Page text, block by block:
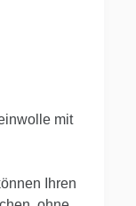
mit
Ihren